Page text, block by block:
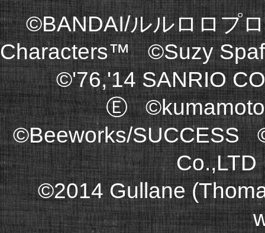
©BANDAI/ルルロロプ
Characters™ ©Suzy
©'76,'14 SANRIO
Ⓔ ©kumamoto
©Beeworks/SUCCESS
©2014 Gullane